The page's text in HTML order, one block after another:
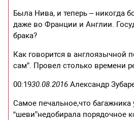
Была Нива, и теперь – никогда
даже во Франции и Англии.
брака?
Как говорится в англоязычной
сам”. Провел столько времени
00:1930.08.2016 Александр
Самое печальное,что
“шеви”недобирала порядочное